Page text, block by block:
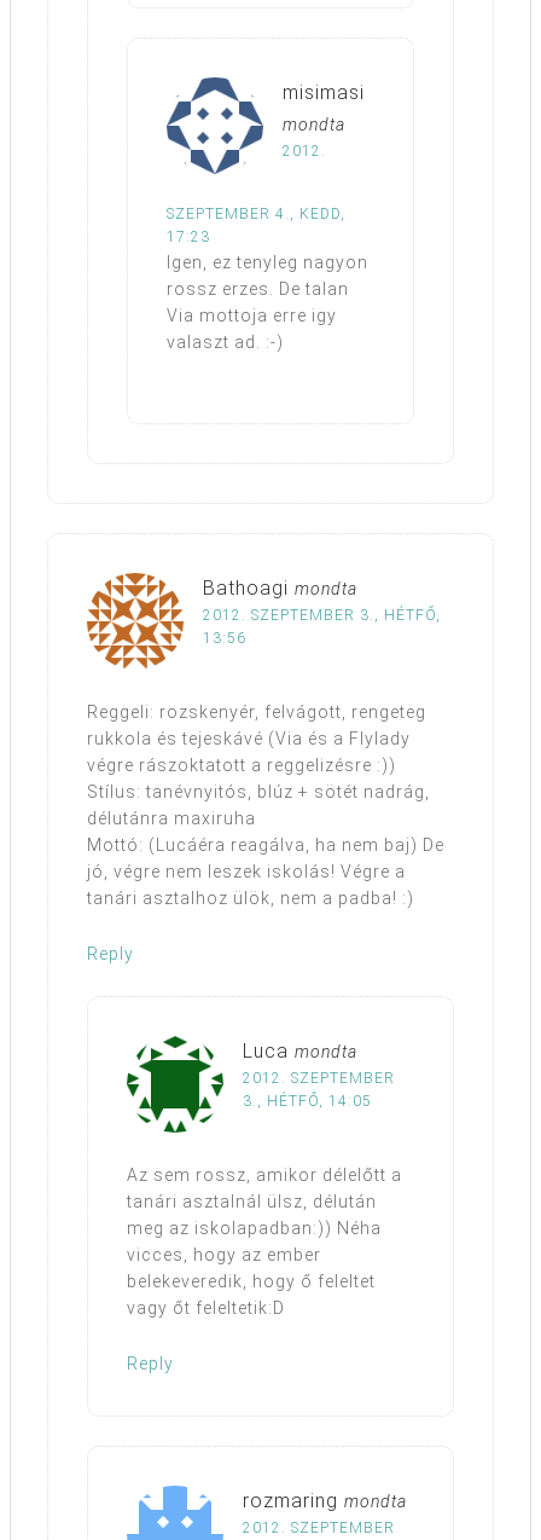
misimasi
mondta
2012.
SZEPTEMBER 4., KEDD,
17:23
Igen, ez tenyleg nagyon
rossz erzes. De talan
Via mottoja erre igy
valaszt ad. :-)
Bathoagi mondta
2012. SZEPTEMBER 3., HÉTFŐ,
13:56
Reggeli: rozskenyér, felvágott, rengeteg
rukkola és tejeskávé (Via és a Flylady
végre rászoktatott a reggelizésre :))
Stílus: tanévnyitós, blúz + sötét nadrág,
délutánra maxiruha
Mottó: (Lucáéra reagálva, ha nem baj) De
jó, végre nem leszek iskolás! Végre a
tanári asztalhoz ülök, nem a padba! :)
Reply
Luca mondta
2012. SZEPTEMBER
3., HÉTFŐ, 14:05
Az sem rossz, amikor délelőtt a
tanári asztalnál ülsz, délután
meg az iskolapadban:)) Néha
vicces, hogy az ember
belekeveredik, hogy ő feleltet
vagy őt feleltetik:D
Reply
rozmaring mondta
2012. SZEPTEMBER